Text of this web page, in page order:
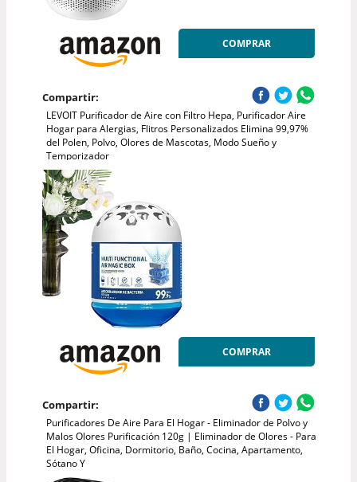
COMPRAR
Compartir:
LEVOIT Purificador de Aire con Filtro Hepa, Purificador Aire
Hogar para Alergias, Flitros Personalizados Elimina 99,97%
del Polen, Polvo, Olores de Mascotas, Modo Sueño y
Temporizador
COMPRAR
Compartir:
Purificadores De Aire Para El Hogar - Eliminador de Polvo y
Malos Olores Purificación 120g | Eliminador de Olores - Para
El Hogar, Oficina, Dormitorio, Baño, Cocina, Apartamento,
Sótano Y